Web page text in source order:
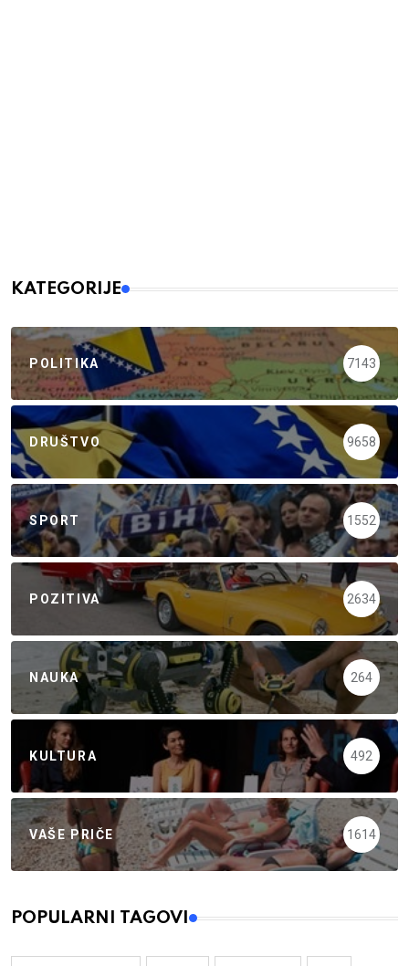
KATEGORIJE
POLITIKA 7143
DRUŠTVO 9658
SPORT 1552
POZITIVA 2634
NAUKA 264
KULTURA 492
VAŠE PRIČE 1614
POPULARNI TAGOVI